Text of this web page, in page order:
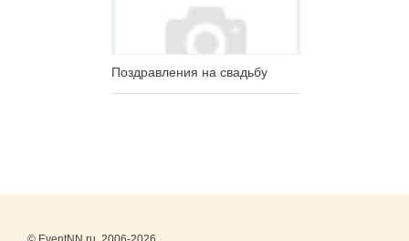
Поздравления на свадьбу